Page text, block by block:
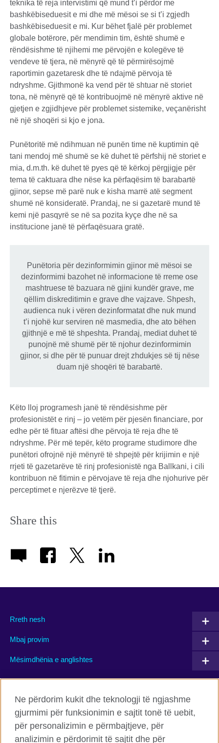
teknika të reja intervistimi që mund t’i përdor me
bashkëbiseduesit e mi dhe më mësoi se si t’i zgjedh
bashkëbiseduesit e mi. Kur bëhet fjalë për problemet
globale botërore, për mendimin tim, është shumë e
rëndësishme të njihemi me përvojën e kolegëve të
vendeve të tjera, në mënyrë që të përmirësojmë
raportimin gazetaresk dhe të ndajmë përvoja të
ndryshme. Gjithmonë ka vend për të shtuar në storiet
tona, në mënyrë që të kontribuojmë në mënyrë aktive në
gjetjen e zgjidhjeve për problemet sistemike, veçanërisht
në një shoqëri si kjo e jona.
Punëtoritë më ndihmuan në punën time në kuptimin që
tani mendoj më shumë se kë duhet të përfshij në storiet e
mia, d.m.th. kë duhet të pyes që të kërkoj përgjigje për
tema të caktuara dhe nëse ka përfaqësim të barabartë
gjinor, sepse më parë nuk e kisha marrë atë segment
shumë në konsideratë. Prandaj, ne si gazetarë mund të
kemi një pasqyrë se në sa pozita kyçe dhe në sa
institucione janë të përfaqësuara gratë.
Punëtoria për dezinformimin gjinor më mësoi se
dezinformimi bazohet në informacione të rreme ose
mashtruese të bazuara në gjini kundër grave, me
qëllim diskreditimin e grave dhe vajzave. Shpesh,
audienca nuk i vëren dezinformatat dhe nuk mund
t’i njohë kur serviren në masmedia, dhe ato bëhen
gjithnjë e më të shpeshta. Prandaj, mediat duhet të
punojnë më shumë për të njohur dezinformimin
gjinor, si dhe për të punuar drejt zhdukjes së tij nëse
duam një shoqëri të barabartë.
Këto lloj programesh janë të rëndësishme për
profesionistët e rinj – jo vetëm për pjesën financiare, por
edhe për të fituar aftësi dhe përvoja të reja dhe të
ndryshme. Për më tepër, këto programe studimore dhe
punëtori ofrojnë një mënyrë të shpejtë për krijimin e një
rrjeti të gazetarëve të rinj profesionistë nga Ballkani, i cili
kontribuon në fitimin e përvojave të reja dhe njohurive për
perceptimet e njerëzve të tjerë.
Share this
Rreth nesh
Mbaj provim
Mësimdhënia e anglishtes
Facebook Twitter
Flickr TikTok
Ne përdorim kukit dhe teknologji të ngjashme
gjurmimi për funksionimin e sajtit tonë të uebit,
për personalizimin e përmbajtjeve, për
analizimin e përdorimit të sajtit dhe për